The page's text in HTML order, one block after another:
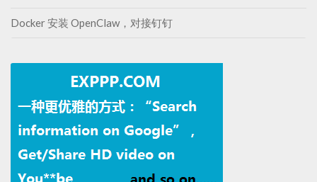
Docker 安装 OpenClaw，对接钉钉